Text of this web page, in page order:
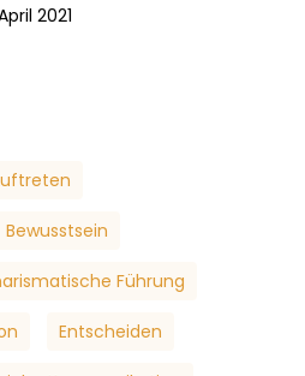
2021
Bewusstsein
Führung
Entscheiden